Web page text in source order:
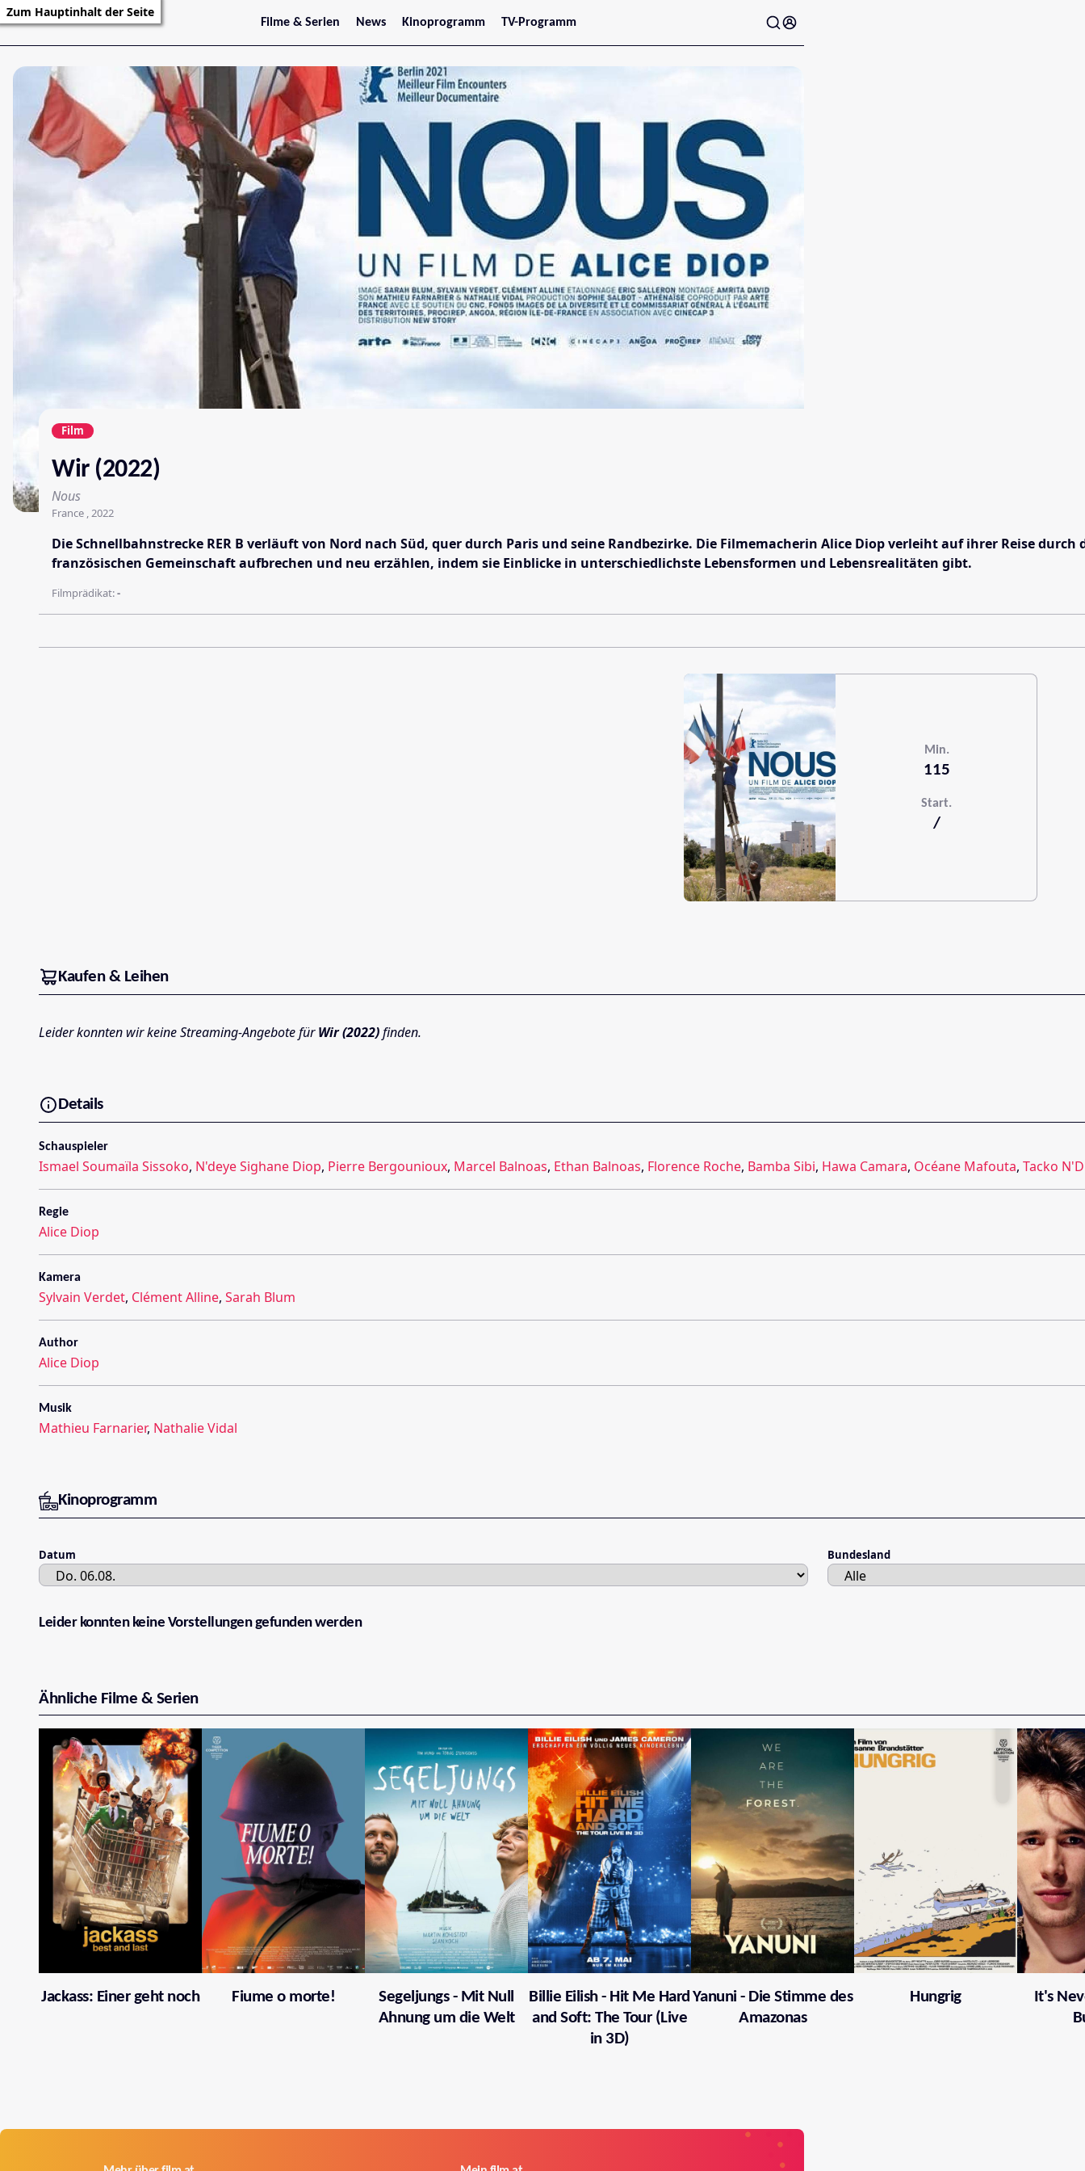
Zum Hauptinhalt der Seite
Filme & Serien
Trailer
Filmarchiv
Serienarchiv
News
Stars
Kinoprogramm
Jetzt im Kino
Wien
Niederösterreich
Steiermark
Salzburg
Tirol
Vorarlberg
TV-Programm
Film
Wir (2022)
Nous
France , 2022
Die Schnellbahnstrecke RER B verläuft von Nord nach Süd, quer durch Paris und seine Randbezirke. Die Filmemacherin Alice Diop verleiht auf ihrer Reise
französischen Gemeinschaft aufbrechen und neu erzählen, indem sie Einblicke in unterschiedlichste Lebensformen und Lebensrealitäten gibt.
Filmprädikat:-
Min.
115
Start.
/
Kaufen & Leihen
Leider konnten wir keine Streaming-Angebote fürWir (2022)finden.
Details
Schauspieler
Ismael Soumaïla Sissoko, N'deye Sighane Diop, Pierre Bergounioux, Marcel Balnoas, Ethan Balnoas, Florence Roche, Bamba Sibi, Hawa Camara, Océane Mafouta, Tacko
Regie
Alice Diop
Kamera
Sylvain Verdet, Clément Alline, Sarah Blum
Author
Alice Diop
Musik
Mathieu Farnarier, Nathalie Vidal
Kinoprogramm
Datum Bundesland
Leider konnten keine Vorstellungen gefunden werden
Ähnliche Filme & Serien
Jackass: Einer geht noch Fiume o morte!
Segeljungs - Mit Null
Ahnung um die Welt
Billie Eilish - Hit Me Hard
and Soft: The Tour (Live
in 3D)
Yanuni - Die Stimme des
Amazonas
Hungrig
It's